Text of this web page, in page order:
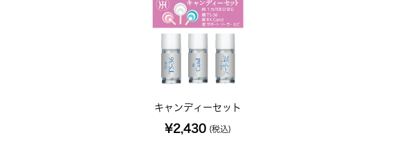
キャンディーセット
¥2,430 (税込)